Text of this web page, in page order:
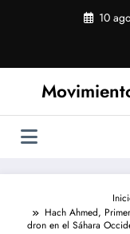
10
Hach Ahmed,
dron en el Sáhara